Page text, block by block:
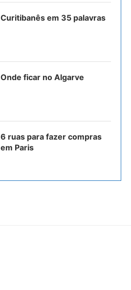
Curitibanês em 35 palavras
Onde ficar no Algarve
6 ruas para fazer compras
em Paris